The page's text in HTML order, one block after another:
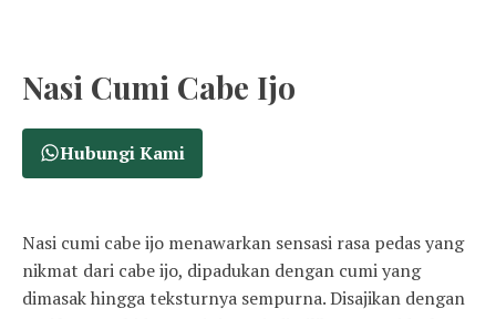
Nasi Cumi Cabe Ijo
Hubungi Kami
Nasi cumi cabe ijo menawarkan sensasi rasa pedas yang
nikmat dari cabe ijo, dipadukan dengan cumi yang
dimasak hingga teksturnya sempurna. Disajikan dengan